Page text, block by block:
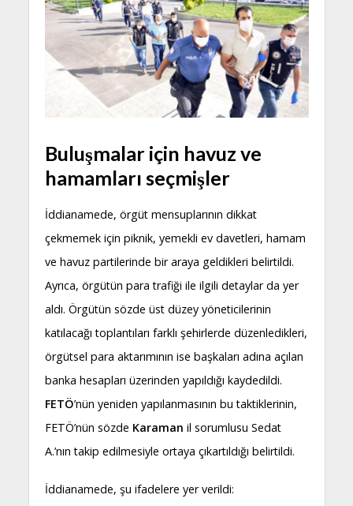
Buluşmalar için havuz ve
hamamları seçmişler
İddianamede, örgüt mensuplarının dikkat
çekmemek için piknik, yemekli ev davetleri, hamam
ve havuz partilerinde bir araya geldikleri belirtildi.
Ayrıca, örgütün para trafiği ile ilgili detaylar da yer
aldı. Örgütün sözde üst düzey yöneticilerinin
katılacağı toplantıları farklı şehirlerde düzenledikleri,
örgütsel para aktarımının ise başkaları adına açılan
banka hesapları üzerinden yapıldığı kaydedildi.
FETÖ’nün yeniden yapılanmasının bu taktiklerinin,
FETÖ’nün sözde Karaman il sorumlusu Sedat
A.’nın takip edilmesiyle ortaya çıkartıldığı belirtildi.
İddianamede, şu ifadelere yer verildi: